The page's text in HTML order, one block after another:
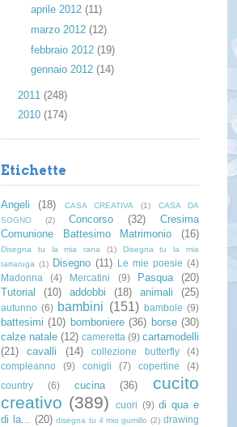
aprile 2012 (11)
marzo 2012 (12)
febbraio 2012 (19)
gennaio 2012 (14)
2011 (248)
2010 (174)
Etichette
Angeli (18) CASA CREATIVA (1)
CASA DA
SOGNO
(2) Concorso (32)
Cresima
Comunione Battesimo Matrimonio
(16)
Disegna tu la mia rana (1)
Disegna tu la mia
tartaruga (1) Disegno (11) Le mie poesie (4)
Madonna
(4) Mercatini (9) Pasqua
(20)
Tutorial
(10) addobbi (18) animali (25)
autunno (6) bambini (151) bambole (9)
battesimi (10) bomboniere (36) borse (30)
calze natale (12) cameretta (9) cartamodelli
(21)
cavalli (14) collezione butterfly
(4)
compleanno
(9) conigli (7) copertine
(4)
country
(6) cucina (36)
cucito
creativo (389) cuori (9) di qua e
di la... (20) disegna tu il mio gumillo (2) drawing